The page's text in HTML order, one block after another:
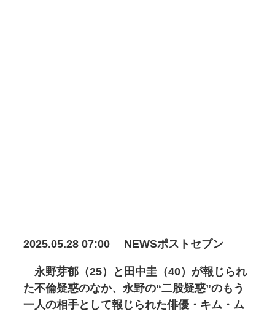
2025.05.28 07:00 NEWSポストセブン
永野芽郁（25）と田中圭（40）が報じられ
た不倫疑惑のなか、永野の“二股疑惑”のもう
一人の相手として報じられた俳優・キム・ム